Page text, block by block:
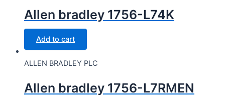
Allen bradley 1756-L74K
Add to cart
ALLEN BRADLEY PLC
Allen bradley 1756-L7RMEN